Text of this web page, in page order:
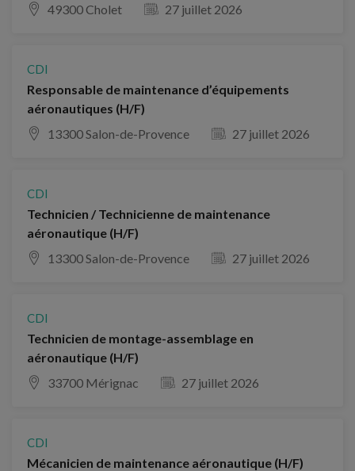
49300 Cholet
27 juillet 2026
CDI
Responsable de maintenance d’équipements
aéronautiques (H/F)
13300 Salon-de-Provence
27 juillet 2026
CDI
Technicien / Technicienne de maintenance
aéronautique (H/F)
13300 Salon-de-Provence
27 juillet 2026
CDI
Technicien de montage-assemblage en
aéronautique (H/F)
33700 Mérignac
27 juillet 2026
CDI
Mécanicien de maintenance aéronautique (H/F)